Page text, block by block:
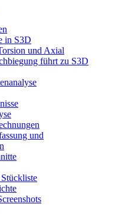
in S3D
und Axial
führt zu S3D
und